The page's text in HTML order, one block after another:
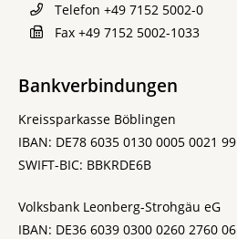
Telefon +49 7152 5002-0
Fax +49 7152 5002-1033
Bankverbindungen
Kreissparkasse Böblingen
IBAN: DE78 6035 0130 0005 0021 99
SWIFT-BIC: BBKRDE6B
Volksbank Leonberg-Strohgäu eG
IBAN: DE36 6039 0300 0260 2760 06